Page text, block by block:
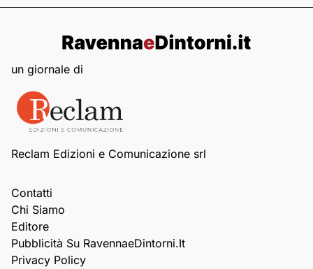
un giornale di
Reclam Edizioni e Comunicazione srl
Contatti
Chi Siamo
Editore
Pubblicità Su RavennaeDintorni.it
Privacy Policy